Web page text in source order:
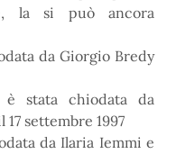
la si può ancora
da Giorgio Bredy
è stata chiodata da
settembre 1997
da Ilaria Iemmi e